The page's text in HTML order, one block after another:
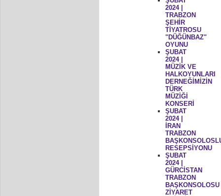
2024 |
TRABZON
ŞEHİR
TİYATROSU
"DÜĞÜNBAZ"
OYUNU
ŞUBAT
2024 |
MÜZİK VE
HALKOYUNLARI
DERNEĞİMİZİN
TÜRK
MÜZİĞİ
KONSERİ
ŞUBAT
2024 |
İRAN
TRABZON
RESEPSİYONU
ŞUBAT
2024 |
GÜRCİSTAN
TRABZON
BAŞKONSOLOSU
ZİYARET